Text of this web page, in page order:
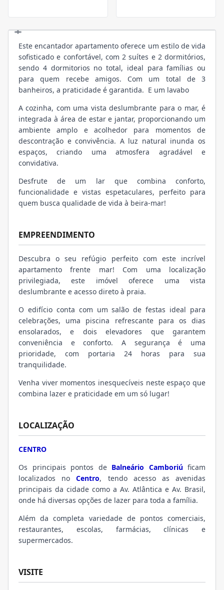
Este encantador apartamento oferece um estilo de vida
sofisticado e confortável, com 2 suítes e 2 dormitórios,
sendo 4 dormitorios no total, ideal para famílias ou
para quem recebe amigos. Com um total de 3
banheiros, a praticidade é garantida. E um lavabo
A cozinha, com uma vista deslumbrante para o mar, é
integrada à área de estar e jantar, proporcionando um
ambiente amplo e acolhedor para momentos de
descontração e convivência. A luz natural inunda os
espaços, criando uma atmosfera agradável e
convidativa.
Desfrute de um lar que combina conforto,
funcionalidade e vistas espetaculares, perfeito para
quem busca qualidade de vida à beira-mar!
EMPREENDIMENTO
Descubra o seu refúgio perfeito com este incrível
apartamento frente mar! Com uma localização
privilegiada, este imóvel oferece uma vista
deslumbrante e acesso direto à praia.
O edifício conta com um salão de festas ideal para
celebrações, uma piscina refrescante para os dias
ensolarados, e dois elevadores que garantem
conveniência e conforto. A segurança é uma
prioridade, com portaria 24 horas para sua
tranquilidade.
Venha viver momentos inesquecíveis neste espaço que
combina lazer e praticidade em um só lugar!
LOCALIZAÇÃO
CENTRO
Os principais pontos de Balneário Camboriúficam
localizados noCentro, tendo acesso as avenidas
principais da cidade como a Av. Atlântica e Av. Brasil,
onde há diversas opções de lazer para toda a família.
Além da completa variedade de pontos comerciais,
restaurantes, escolas, farmácias, clínicas e
supermercados.
VISITE